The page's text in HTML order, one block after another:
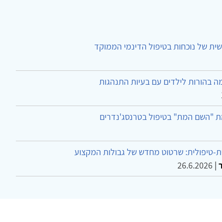
של נוכחות בטיפול הדינמי הממוקד
בהורות לילדים עם בעיות התנהגות
"השם המת" בטיפול בטרנסג'נדרים
טיפולית: שרטוט מחדש של גבולות המקצוע
|
26.6.2026